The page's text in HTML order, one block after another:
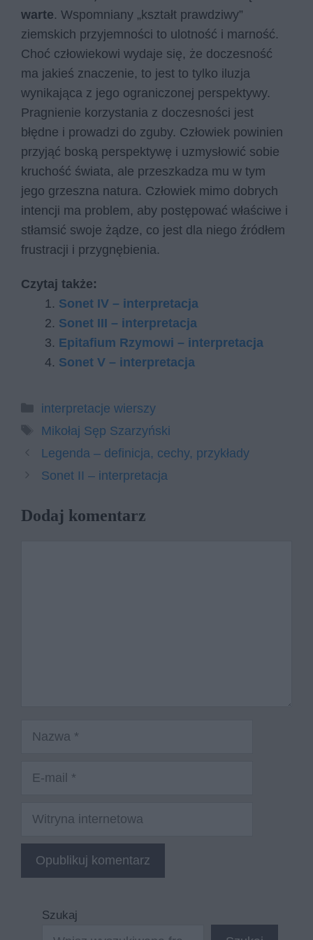
warte. Wspomniany „kształt prawdziwy”
ziemskich przyjemności to ulotność i marność.
Choć człowiekowi wydaje się, że doczesność
ma jakieś znaczenie, to jest to tylko iluzja
wynikająca z jego ograniczonej perspektywy.
Pragnienie korzystania z doczesności jest
błędne i prowadzi do zguby. Człowiek powinien
przyjąć boską perspektywę i uzmysłowić sobie
kruchość świata, ale przeszkadza mu w tym
jego grzeszna natura. Człowiek mimo dobrych
intencji ma problem, aby postępować właściwe i
stłamsić swoje żądze, co jest dla niego źródłem
frustracji i przygnębienia.
Czytaj także:
Sonet IV – interpretacja
Sonet III – interpretacja
Epitafium Rzymowi – interpretacja
Sonet V – interpretacja
Kategorie
interpretacje wierszy
Tagi
Mikołaj Sęp Szarzyński
Legenda – definicja, cechy, przykłady
Sonet II – interpretacja
Dodaj komentarz
Nazwa
Witryna
Szukaj